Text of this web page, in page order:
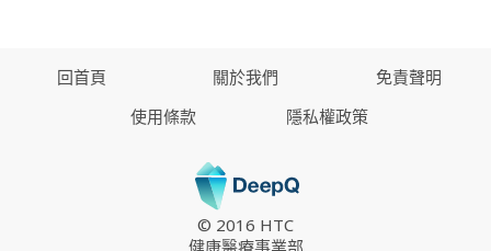
回首頁 關於我們
免責聲明
使用條款
隱私權政策
© 2016 HTC
健康醫療事業部